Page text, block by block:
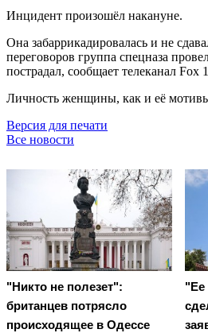
Инцидент произошёл накануне.
Она забаррикадировалась и не
переговоров группа спецназа
пострадал, сообщает телеканал Fox
Личность женщины, как и её
Версия для печати
Все новости
"Никто не полезет":
британцев потрясло
происходящее в Одессе